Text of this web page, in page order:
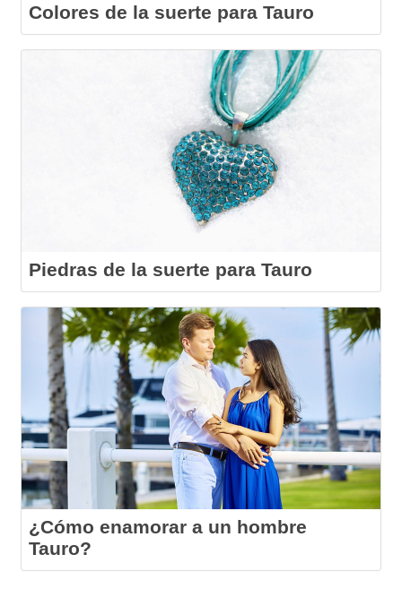
Colores de la suerte para Tauro
Piedras de la suerte para Tauro
¿Cómo enamorar a un hombre
Tauro?